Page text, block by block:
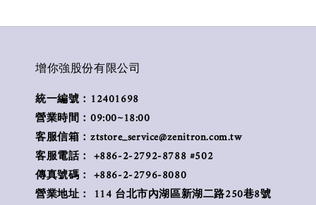
增你強股份有限公司
統一編號：12401698
營業時間：09:00~18:00
客服信箱：ztstore_service@zenitron.com.tw
客服電話： +886-2-2792-8788 #502
傳真號碼： +886-2-2796-8080
營業地址： 114 台北市內湖區新湖二路250巷8號